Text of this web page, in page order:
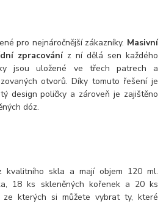
pro nejnáročnější zákazníky. Masivní
zpracováníz ní dělá sen každého
jsou uložené ve třech patrech a
otvorů. Díky tomuto řešení je
design poličky a zároveň je zajištěno
dóz.
kvalitního skla a mají objem 120 ml.
18 ks skleněných kořenek a 20 ks
kterých si můžete vybrat ty, které